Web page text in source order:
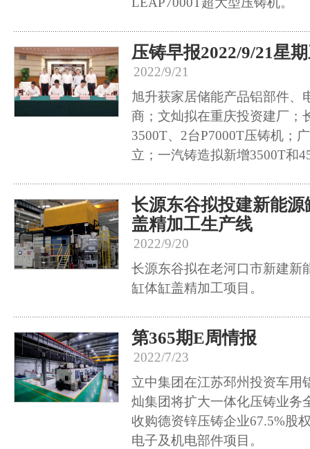
压铸早报2022/9/21星
2022/9/21
旭升获家居储能产品铝部件、
商；文灿拟在重庆投资建厂；
3500T、2台P7000T压铸机；
立；一汽铸造拟新增3500T和
长源东谷拟投建新能
盖精加工生产线
2022/9/20
长源东谷拟在老河口市新建新
缸体缸盖精加工项目。
第365期E周情报
2022/7/23
立中集团在江苏邳州投资车用
灿集团将扩大一体化压铸业务
收购德资锌压铸企业67.5%股
电子及机电部件项目。